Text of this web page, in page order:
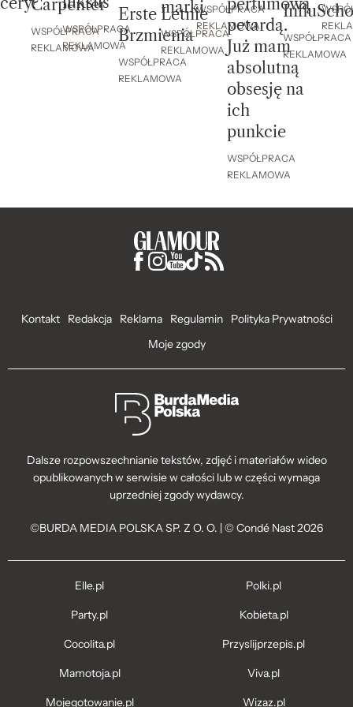
Carpenter
WSPÓŁPRACA
REKLAMOWA
WSPÓŁPRACA
REKLAMOWA
Erste Letnie
Brzmienia
WSPÓŁPRACA
REKLAMOWA
marki
WSPÓŁPRACA
REKLAMOWA
WSPÓŁPRACA
REKLAMOWA
perfumową
petardą.
Już mam
absolutną
obsesję na
ich
punkcie
WSPÓŁPRACA
REKLAMOWA
WSPÓŁPRACA
REKLAMOWA
Kontakt Redakcja Reklama Regulamin
Polityka Prywatności
Moje zgody
Dalsze rozpowszechnianie tekstów, zdjęć i materiałów wideo
opublikowanych w serwisie w całości lub w części wymaga
uprzedniej zgody wydawcy.
©BURDA MEDIA POLSKA SP. Z O. O. | © Condé Nast 2026
Elle.pl
Party.pl
Cocolita.pl
Mamotoja.pl
Mojegotowanie.pl
Polki.pl
Kobieta.pl
Przyslijprzepis.pl
Viva.pl
Wizaz.pl